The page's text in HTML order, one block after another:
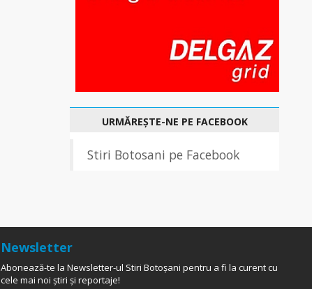
URMĂREȘTE-NE PE FACEBOOK
Stiri Botosani pe Facebook
Newsletter
Abonează-te la Newsletter-ul Stiri Botoșani pentru a fi la curent cu
cele mai noi știri și reportaje!